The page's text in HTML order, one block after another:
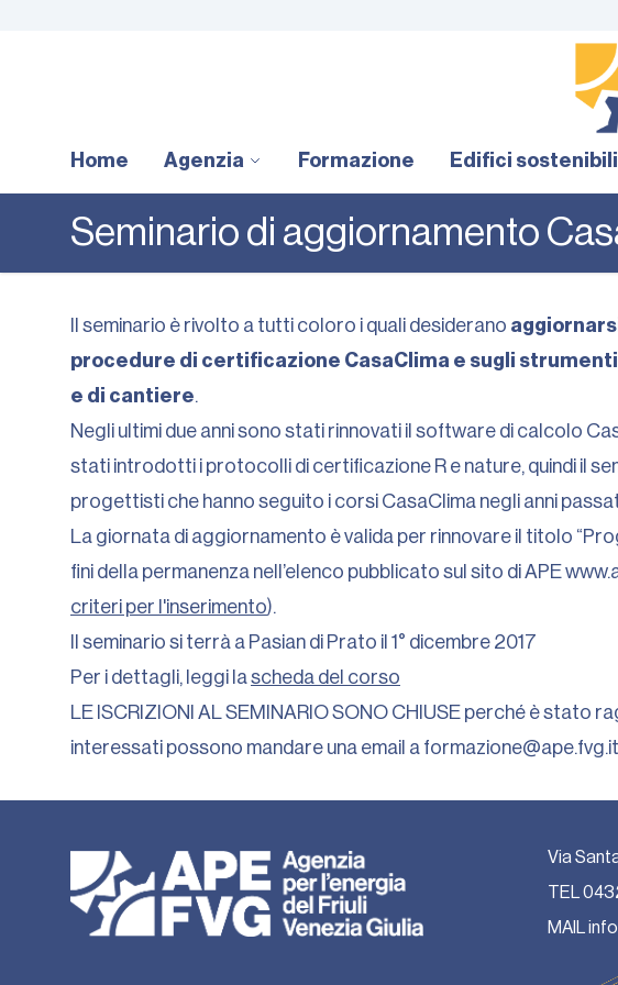
Home Agenzia Formazione Edifici sostenibili
Seminario di aggiornamento
Il seminario è rivolto a tutti coloro i quali desiderano
procedure di certificazione CasaClima e sugli
e di cantiere.
Negli ultimi due anni sono stati rinnovati il software di calcolo
stati introdotti i protocolli di certificazione R e nature, quindi il
progettisti che hanno seguito i corsi CasaClima negli anni
La giornata di aggiornamento è valida per rinnovare il titolo
fini della permanenza nell’elenco pubblicato sul sito di APE
criteri per l'inserimento).
Il seminario si terrà a Pasian di Prato il 1° dicembre 2017
Per i dettagli, leggi lascheda del corso
LE ISCRIZIONI AL SEMINARIO SONO CHIUSE perché è stato
interessati possono mandare una email a
Via
TEL
MAIL